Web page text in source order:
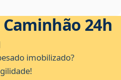
24h
imobilizado?